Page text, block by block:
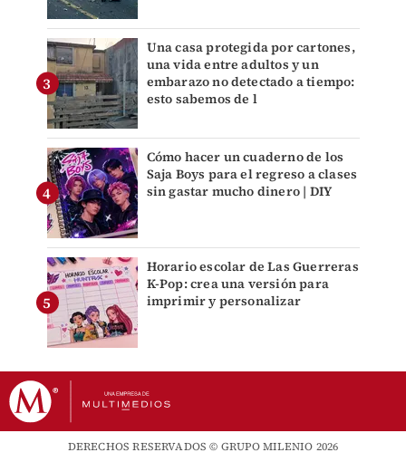
Una casa protegida por cartones,
una vida entre adultos y un
embarazo no detectado a tiempo:
esto sabemos de l
Cómo hacer un cuaderno de los
Saja Boys para el regreso a clases
sin gastar mucho dinero | DIY
Horario escolar de Las Guerreras
K-Pop: crea una versión para
imprimir y personalizar
DERECHOS RESERVADOS © GRUPO MILENIO 2026